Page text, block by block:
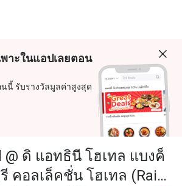
าะในแอปเลยตอน
นี้ รับรางวัลมูลค่าสูงสุด
@ ดิ แอทธินี โฮเทล แบงค็
คอลเล็คชั่น โฮเทล (Rain